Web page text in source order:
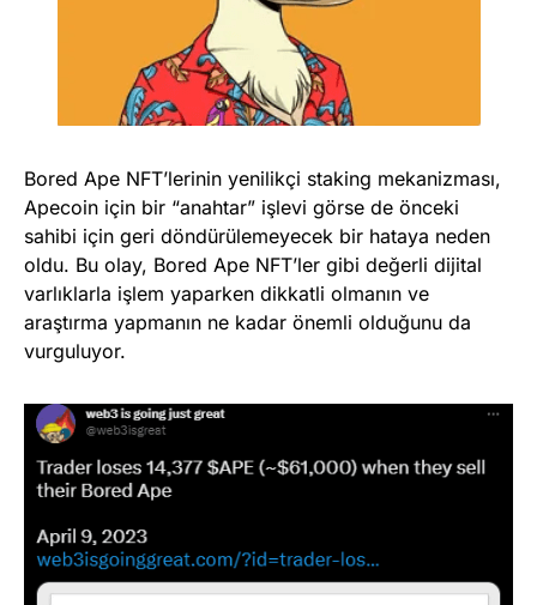
Bored Ape NFT’lerinin yenilikçi staking mekanizması,
Apecoin için bir “anahtar” işlevi görse de önceki
sahibi için geri döndürülemeyecek bir hataya neden
oldu. Bu olay, Bored Ape NFT’ler gibi değerli dijital
varlıklarla işlem yaparken dikkatli olmanın ve
araştırma yapmanın ne kadar önemli olduğunu da
vurguluyor.